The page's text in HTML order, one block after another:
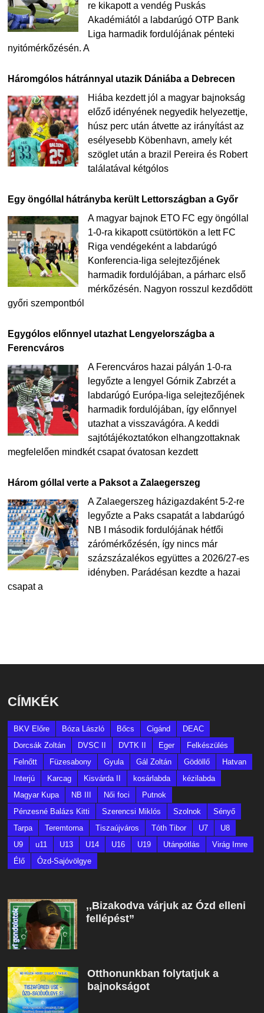
re kikapott a vendég Puskás
Akadémiától a labdarúgó OTP Bank
Liga harmadik fordulójának pénteki
nyitómérkőzésén. A
Háromgólos hátránnyal utazik Dániába a Debrecen
Hiába kezdett jól a magyar bajnokság
előző idényének negyedik helyezettje,
húsz perc után átvette az irányítást az
esélyesebb Köbenhavn, amely két
szöglet után a brazil Pereira és Robert
találatával kétgólos
Egy öngóllal hátrányba került Lettországban a Győr
A magyar bajnok ETO FC egy öngóllal
1-0-ra kikapott csütörtökön a lett FC
Riga vendégeként a labdarúgó
Konferencia-liga selejtezőjének
harmadik fordulójában, a párharc első
mérkőzésén. Nagyon rosszul kezdődött
győri szempontból
Egygólos előnnyel utazhat Lengyelországba a
Ferencváros
A Ferencváros hazai pályán 1-0-ra
legyőzte a lengyel Górnik Zabrzét a
labdarúgó Európa-liga selejtezőjének
harmadik fordulójában, így előnnyel
utazhat a visszavágóra. A keddi
sajtótájékoztatókon elhangzottaknak
megfelelően mindkét csapat óvatosan kezdett
Három góllal verte a Paksot a Zalaegerszeg
A Zalaegerszeg házigazdaként 5-2-re
legyőzte a Paks csapatát a labdarúgó
NB I második fordulójának hétfői
zárómérkőzésén, így nincs már
százszázalékos együttes a 2026/27-es
idényben. Parádésan kezdte a hazai
csapat a
CÍMKÉK
BKV Előre Bóza László Bőcs Cigánd
DEAC
Dorcsák Zoltán
DVSC II DVTK II Eger
Felkészülés
Felnőtt
Füzesabony Gyula Gál Zoltán Gödöllő
Hatvan
Interjú
Karcag Kisvárda II kosárlabda
kézilabda
Magyar Kupa
NB III Női foci
Putnok
Pénzesné Balázs Kitti
Szerencsi Miklós Szolnok
Sényő
Tarpa
Teremtorna Tiszaújváros Tóth Tibor U7
U8
U9
u11 U13 U14 U16 U19 Utánpótlás
Virág Imre
Élő
Ózd-Sajóvölgye
,,Bizakodva várjuk az Ózd elleni
fellépést”
Otthonunkban folytatjuk a
bajnokságot